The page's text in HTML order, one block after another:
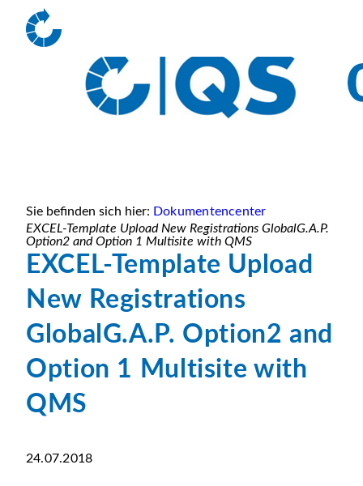
Sie befinden sich hier: Dokumentencenter
EXCEL-Template Upload New Registrations GlobalG.A.P.
Option2 and Option 1 Multisite with QMS
EXCEL-Template Upload
New Registrations
GlobalG.A.P. Option2 and
Option 1 Multisite with
QMS
24.07.2018